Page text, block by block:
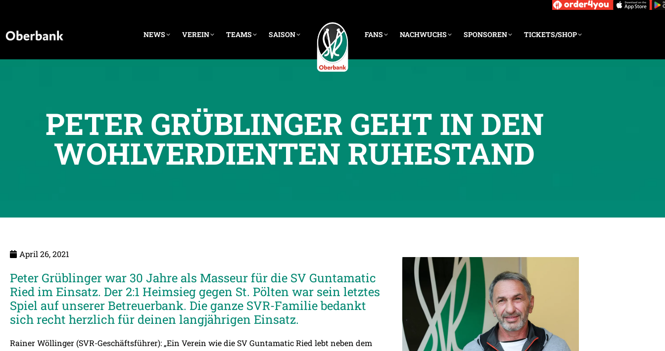
NEWS VEREIN TEAMS SAISON FANS NACHWUCHS SPONSOREN TICKETS/SHOP
PETER GRÜBLINGER GEHT IN DEN
WOHLVERDIENTEN RUHESTAND
April 26, 2021
Peter Grüblinger war 30 Jahre als Masseur für die SV Guntamatic
Ried im Einsatz. Der 2:1 Heimsieg gegen St. Pölten war sein letztes
Spiel auf unserer Betreuerbank. Die ganze SVR-Familie bedankt
sich recht herzlich für deinen langjährigen Einsatz.
Rainer Wöllinger (SVR-Geschäftsführer): „Ein Verein wie die SV Guntamatic Ried lebt neben dem